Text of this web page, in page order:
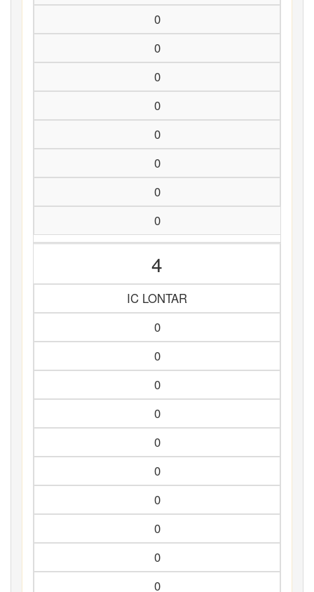
0
0
0
0
0
0
0
0
4
IC LONTAR
0
0
0
0
0
0
0
0
0
0